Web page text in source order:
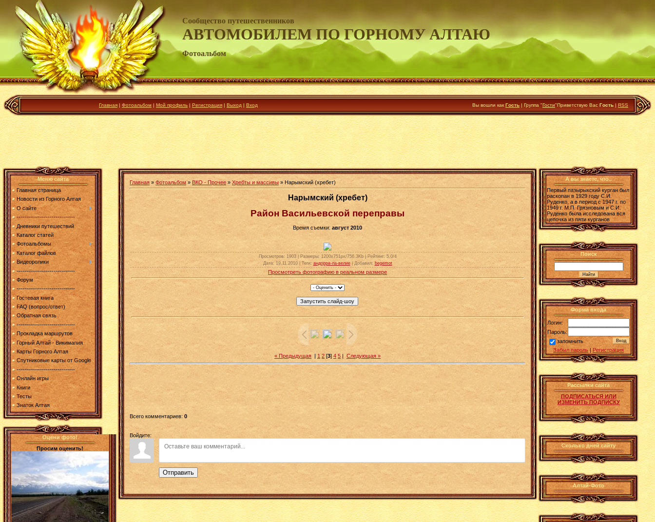
Сообщество путешественников
АВТОМОБИЛЕМ ПО ГОРНОМУ АЛТАЮ
Фотоальбом
Главная | Фотоальбом | Мой профиль | Регистрация | Выход | Вход Вы вошли как Гость | Группа "Гости"Приветствую Вас Гость | RSS
Меню сайта
Главная страница
Новости из Горного Алтая
О сайте
------------------------------
Дневники путешествий
Каталог статей
Фотоальбомы
Каталог файлов
Видеоролики
------------------------------
Форум
------------------------------
Гостевая книга
FAQ (вопрос/ответ)
Обратная связь
------------------------------
Прокладка маршрутов
Горный Алтай - Викимапия
Карты Горного Алтая
Спутниковые карты от Google
------------------------------
Онлайн игры
Книги
Тесты
Знаток Алтая
Оцени фото!
Просим оценить!
Главная » Фотоальбом» ВКО - Прочее » Хребты и массивы » Нарымский (хребет)
Нарымский (хребет)
Район Васильевской переправы
Время съемки: август 2010
Просмотров: 1903 | Размеры: 1200x751px/756.3Kb | Рейтинг: 5.0/4
Дата: 19.11.2010 | Теги: андорра-ла-велие| Добавил: begemot
Просмотреть фотографию в реальном размере
« Предыдущая | 1 2 [3] 4 5 | Следующая »
Всего комментариев: 0
Войдите:
Отправить
А вы знаете, что..
Первый пазырыкский курган был
раскопан в 1929 году С.И.
Руденко, а в период с 1947 г. по
1949 г. М.П. Грязновым и С.И.
Руденко была исследована вся
цепочка из пяти курганов
Поиск
Форма входа
Логин:
Пароль:
запомнить
Забыл пароль | Регистрация
Рассылки сайта
ПОДПИСАТЬСЯ ИЛИ
ИЗМЕНИТЬ ПОДПИСКУ
Сколько дней сайту
Алтай-Фото